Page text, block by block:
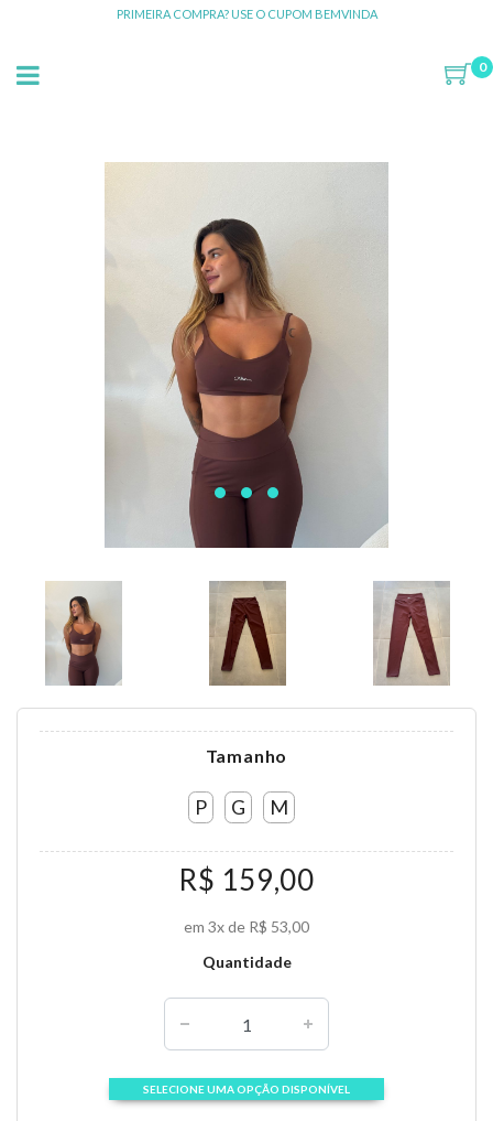
PRIMEIRA COMPRA? USE O CUPOM BEMVINDA
0
Tamanho
P G M
R$ 159,00
em 3x de R$ 53,00
Quantidade
SELECIONE UMA OPÇÃO DISPONÍVEL